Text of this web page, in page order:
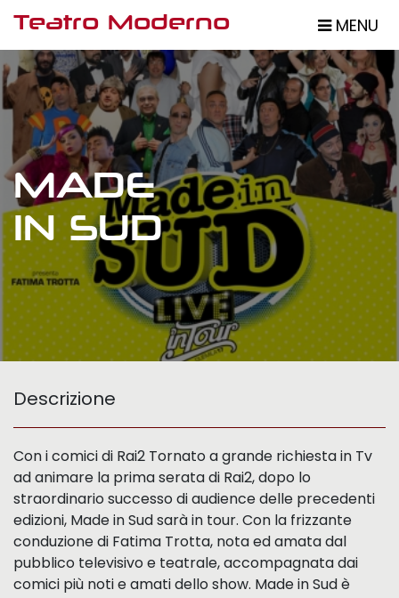
Salta
contenuto
principale
Teatro Moderno MENU
MADE
IN SUD
Descrizione
Con i comici di Rai2 Tornato a grande richiesta in Tv
ad animare la prima serata di Rai2, dopo lo
straordinario successo di audience delle precedenti
edizioni, Made in Sud sarà in tour. Con la frizzante
conduzione di Fatima Trotta, nota ed amata dal
pubblico televisivo e teatrale, accompagnata dai
comici più noti e amati dello show. Made in Sud è